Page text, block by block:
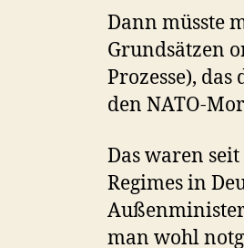
Dann müsste
Grundsätzen
Prozesse),
den NATO-
Das waren
Regimes in
man wohl